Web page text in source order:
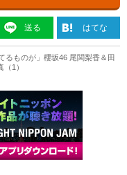
送る はてな
るものが」櫻坂46 尾関梨香＆田
1）